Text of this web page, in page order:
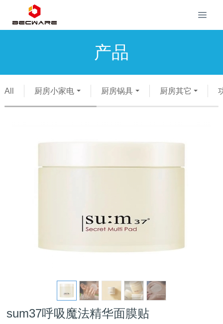
产品
All 厨房小家电 厨房锅具 厨房其它
sum37呼吸魔法精华面膜贴